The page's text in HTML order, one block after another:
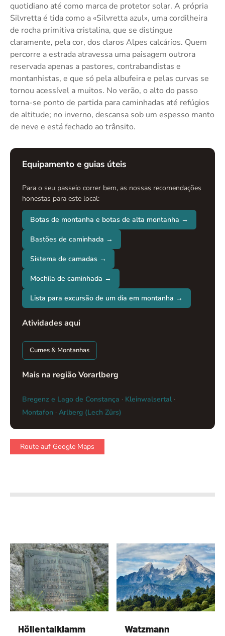
quotidiano até como marca de protetor solar. A própria
Silvretta é tida como a «Silvretta azul», uma cordilheira
de rocha primitiva cristalina, que se distingue
claramente, pela cor, dos claros Alpes calcários. Quem
percorre a estrada atravessa uma paisagem outrora
reservada apenas a pastores, contrabandistas e
montanhistas, e que só pela albufeira e pelas curvas se
tornou acessível a muitos. No verão, o alto do passo
torna-se ponto de partida para caminhadas até refúgios
de altitude; no inverno, descansa sob um espesso manto
de neve e está fechado ao trânsito.
Equipamento e guias úteis
Para o seu passeio correr bem, as nossas recomendações
honestas para este local:
Botas de montanha e botas de alta montanha →
Bastões de caminhada →
Sistema de camadas →
Mochila de caminhada →
Lista para excursão de um dia em montanha →
Atividades aqui
Cumes & Montanhas
Mais na região Vorarlberg
Bregenz e Lago de Constança · Kleinwalsertal ·
Montafon · Arlberg (Lech Zürs)
Route auf Google Maps
Höllentalklamm Watzmann